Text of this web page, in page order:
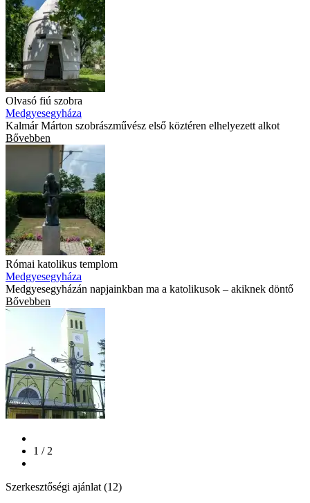
Olvasó fiú szobra
Medgyesegyháza
Kalmár Márton szobrászművész első köztéren elhelyezett alkot
Bővebben
Római katolikus templom
Medgyesegyháza
Medgyesegyházán napjainkban ma a katolikusok – akiknek döntő
Bővebben
1 / 2
Szerkesztőségi ajánlat (12)